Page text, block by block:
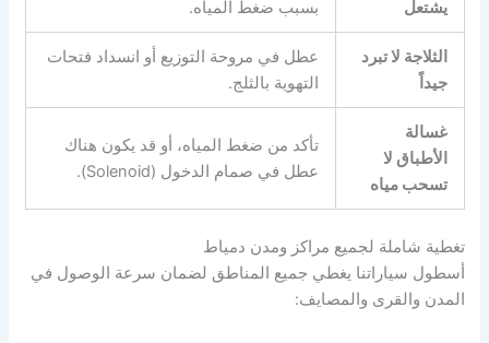
يشتعل
بسبب ضغط المياه.
الثلاجة لا تبرد
جيداً
عطل في مروحة التوزيع أو انسداد فتحات
التهوية بالثلج.
غسالة
الأطباق لا
تسحب مياه
تأكد من ضغط المياه، أو قد يكون هناك
عطل في صمام الدخول (Solenoid).
تغطية شاملة لجميع مراكز ومدن دمياط
أسطول سياراتنا يغطي جميع المناطق لضمان سرعة الوصول في
المدن والقرى والمصايف: